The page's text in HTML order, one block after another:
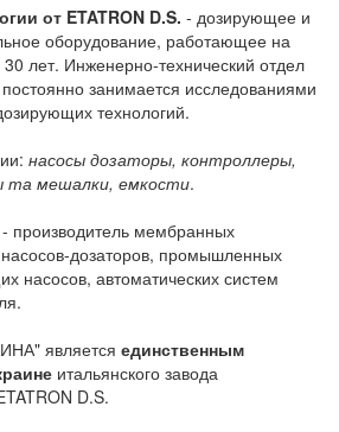
от ETATRON D.S. - дозирующее и
оборудование, работающее на
лет. Инженерно-технический отдел
занимается исследованиями
технологий.
насосы дозаторы, контроллеры,
та мешалки, емкости.
- производитель мембранных
дозаторов, промышленных
насосов, автоматических систем
является единственным
итальянского завода
D.S.